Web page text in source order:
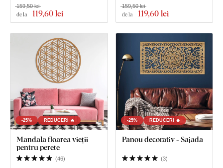
de la 119,60 lei
159,50 lei
de la 119,60 lei
159,50 lei
-25% REDUCERI 🔥
Mandala floarea vieții
pentru perete
(46)
-25% REDUCERI 🔥
Panou decorativ - Sajada
(3)